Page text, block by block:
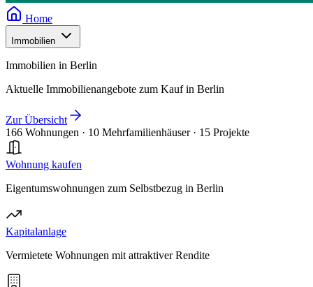
Home
Immobilien
Immobilien in Berlin
Aktuelle Immobilienangebote zum Kauf in Berlin
Zur Übersicht
166 Wohnungen · 10 Mehrfamilienhäuser · 15 Projekte
Wohnung kaufen
Eigentumswohnungen zum Selbstbezug in Berlin
Kapitalanlage
Vermietete Wohnungen mit attraktiver Rendite